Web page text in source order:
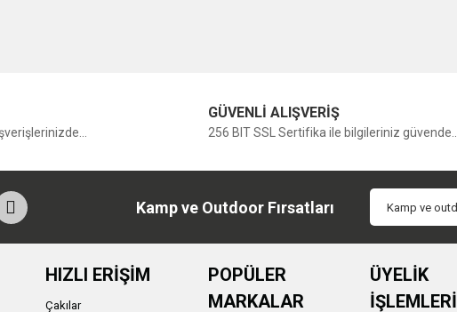
GÜVENLİ ALIŞVERİŞ
256 BIT SSL Sertifika ile bilgileriniz güvende...
Kamp ve Outdoor Fırsatları
HIZLI ERİŞİM
Çakılar
POPÜLER
MARKALAR
ÜYELİK
İŞLEMLERİ